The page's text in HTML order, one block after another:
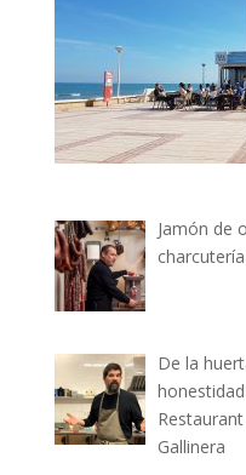
Jamón de
De la
Gallinera